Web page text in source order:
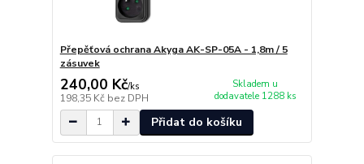
Přepěťová ochrana Akyga AK-SP-05A - 1,8m / 5
zásuvek
240,00 Kč/ks
198,35 Kč bez DPH
Skladem u
dodavatele 1288 ks
Přidat do košíku